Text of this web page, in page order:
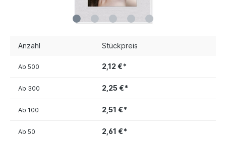
Anzahl Stückpreis
Ab 50 2,61 €*
Ab 100 2,51 €*
Ab 300 2,25 €*
Ab 500 2,12 €*